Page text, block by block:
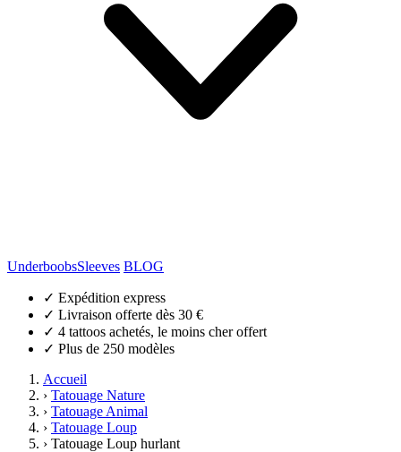
UnderboobsSleeves BLOG
✓ Expédition express
✓ Livraison offerte dès 30 €
✓ 4 tattoos achetés, le moins cher offert
✓ Plus de 250 modèles
Accueil
› Tatouage Nature
› Tatouage Animal
› Tatouage Loup
› Tatouage Loup hurlant